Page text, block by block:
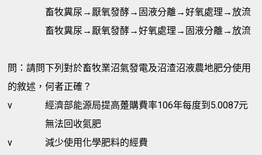
畜牧糞尿→厭氧發酵→固液分離→好氧處理→放流
畜牧糞尿→厭氧發酵→好氧處理→固液分離→放流
問：請問下列對於畜牧業沼氣發電及沼渣沼液農地肥分使用
的敘述，何者正確？
v
經濟部能源局提高躉購費率106年每度到5.0087元
無法回收氮肥
v
減少使用化學肥料的經費